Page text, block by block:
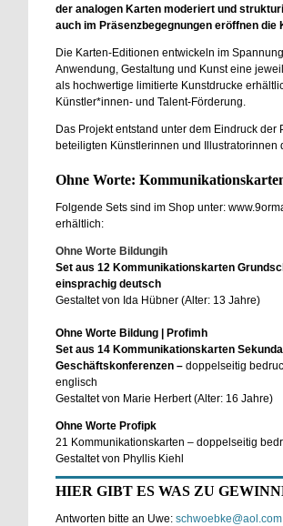
der analogen Karten moderiert und
auch im Präsenzbegegnungen eröffnen
Die Karten-Editionen entwickeln im
Anwendung, Gestaltung und Kunst eine
als hochwertige limitierte Kunstdrucke
Künstler*innen- und Talent-Förderung.
Das Projekt entstand unter dem Eindruck
beteiligten Künstlerinnen und
Ohne Worte:
Folgende Sets sind im Shop unter:
erhältlich:
Ohne Worte Bildungih
Set aus 12 Kommunikationskarten
einsprachig deutsch
Gestaltet von Ida Hübner (Alter: 13 Jahre)
Ohne Worte Bildung | Profimh
Set aus 14 Kommunikationskarten
Geschäftskonferenzen – doppelseitig
englisch
Gestaltet von Marie Herbert (Alter: 16 Jahre)
Ohne Worte Profipk
21 Kommunikationskarten – doppelseitig
Gestaltet von Phyllis Kiehl
HIER GIBT ES WAS ZU
Antworten bitte an Uwe: schwoebke@aol.com